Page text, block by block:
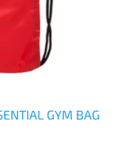
GYM BAG